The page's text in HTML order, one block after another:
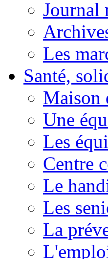
Journal
Les
Santé,
Maison
Une
Les
Centre
Le
Les
La